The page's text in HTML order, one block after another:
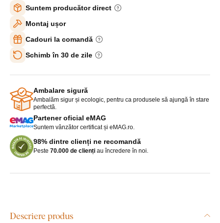
Suntem producător direct
Montaj ușor
Cadouri la comandă
Schimb în 30 de zile
Ambalare sigură
Ambalăm sigur și ecologic, pentru ca produsele să ajungă în stare
perfectă.
Partener oficial eMAG
Suntem vânzător certificat și eMAG.ro.
98% dintre clienți ne recomandă
Peste 70.000 de clienți au încredere în noi.
Descriere produs